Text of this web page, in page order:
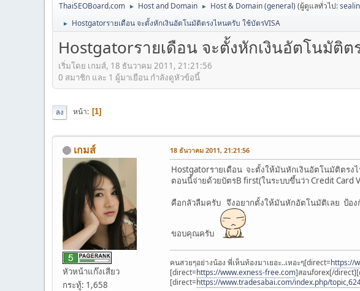
ThaiSEOBoard.com ► Host and Domain ► Host & Domain (general) (ผู้ดูแลทั่วไป:
► Hostgatorรายเดือน จะตั้งหักเงินอัตโนมัติตรงไหนครับ ใช้บัตรVISA
Hostgatorรายเดือน จะตั้งหักเงินอัตโนมัติต
เริ่มโดย เกมส์, 18 ธันวาคม 2011, 21:21:56
0 สมาชิก และ 1 ผู้มาเยือน กำลังดูหัวข้อนี้
ลง หน้า 1
เกมส์
หัวหน้าแก๊งเสียว
กระทู้: 1,658
18 ธันวาคม 2011, 21:21:56
Hostgatorรายเดือน จะตั้งให้มันหักเงินอัตโนมัติตรง
ตอนนี้จ่ายด้วยบัตรB first(ในระบบขึ้นว่า Credit Card
คือกลัวลืมครับ จึงอยากตั้งให้มันหักอัตโนมัติเลย ป้อง
ขอบคุณครับ
คนสวยๆอย่างน้อง พี่เห็นท้องมาเยอะ..เหอะๆ[direct=https://
[direct=https://www.exness-free.com]สอนforex[/
[direct=https://www.tradesabai.com/index.php/